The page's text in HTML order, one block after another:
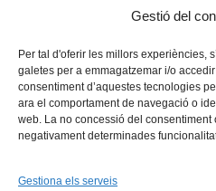
Gestió del
Per tal d'oferir les millors experiències,
galetes per a emmagatzemar i/o
consentiment d’aquestes tecnologies
ara el comportament de navegació o
web. La no concessió del consentiment
negativament determinades
Gestiona els serveis